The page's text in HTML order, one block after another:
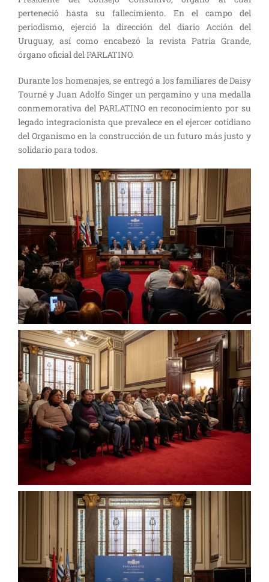
perteneció hasta su fallecimiento. En el campo del
periodismo, ejerció la dirección del diario Acción del
Uruguay, así como encabezó la revista Patria Grande,
órgano oficial del PARLATINO.
Durante los homenajes, se entregó a los familiares de Daisy
Tourné y Juan Adolfo Singer un pergamino y una medalla
conmemorativa del PARLATINO en reconocimiento por su
legado integracionista que prevalece en el ejercer cotidiano
del Organismo en la construcción de un futuro más justo y
solidario para todos.